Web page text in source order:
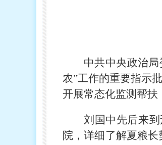
中共中央政治
农”工作的重要指示
开展常态化监测帮扶
刘国中先后来
院，详细了解夏粮